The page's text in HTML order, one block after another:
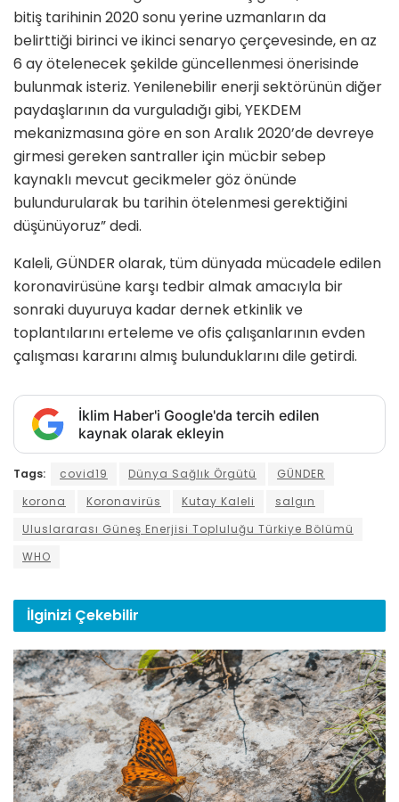
bitiş tarihinin 2020 sonu yerine uzmanların da
belirttiği birinci ve ikinci senaryo çerçevesinde, en az
6 ay ötelenecek şekilde güncellenmesi önerisinde
bulunmak isteriz. Yenilenebilir enerji sektörünün diğer
paydaşlarının da vurguladığı gibi, YEKDEM
mekanizmasına göre en son Aralık 2020’de devreye
girmesi gereken santraller için mücbir sebep
kaynaklı mevcut gecikmeler göz önünde
bulundurularak bu tarihin ötelenmesi gerektiğini
düşünüyoruz” dedi.
Kaleli, GÜNDER olarak, tüm dünyada mücadele edilen
koronavirüsüne karşı tedbir almak amacıyla bir
sonraki duyuruya kadar dernek etkinlik ve
toplantılarını erteleme ve ofis çalışanlarının evden
çalışması kararını almış bulunduklarını dile getirdi.
İklim Haber'i Google'da tercih edilen
kaynak olarak ekleyin
Tags: covid19 Dünya Sağlık Örgütü
GÜNDER
korona
Koronavirüs Kutay Kaleli
salgın
Uluslararası Güneş Enerjisi Topluluğu Türkiye Bölümü
WHO
İlginizi Çekebilir